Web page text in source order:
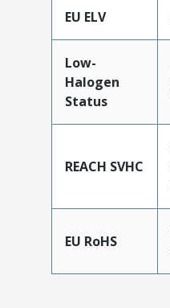
EU ELV
Low-
Halogen
Status
REACH SVHC
EU RoHS